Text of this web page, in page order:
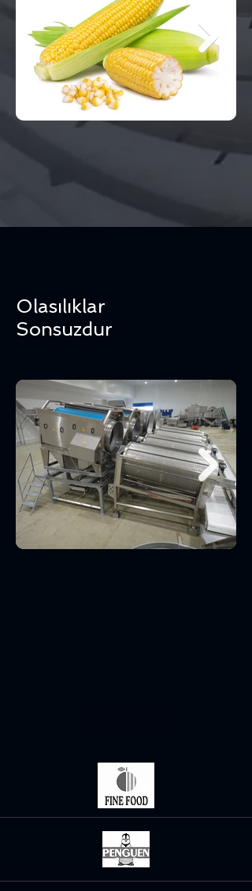
Olasılıklar
Sonsuzdur